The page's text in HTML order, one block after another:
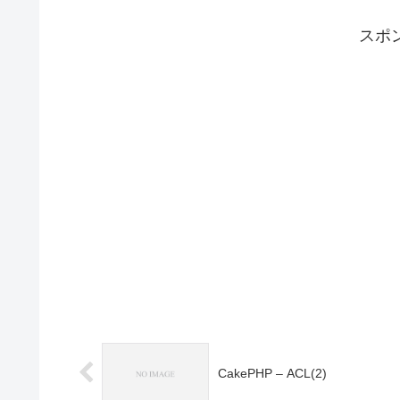
スポ
CakePHP – ACL(2)